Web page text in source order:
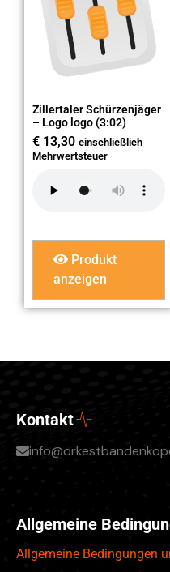
Zillertaler Schürzenjäger
– Logo logo (3:02)
€ 13,30 einschließlich
Mehrwertsteuer
Produkt
anzeigen
Kontakt
Allgemeine
Allgemeine Bedingungen